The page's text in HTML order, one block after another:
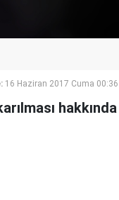
16 Haziran 2017 Cuma 00:36
hakkında